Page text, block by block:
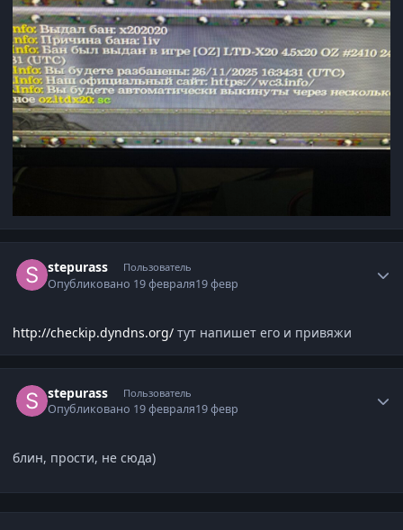
stepurass Пользователь
Опубликовано 19 февраля19 февр
http://checkip.dyndns.org/ тут напишет его и привяжи
stepurass Пользователь
Опубликовано 19 февраля19 февр
блин, прости, не сюда)